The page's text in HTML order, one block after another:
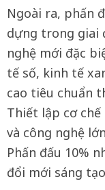
Ngoài ra, phấn
dựng trong giai
nghệ mới đặc
tế số, kinh tế
cao tiêu chuẩn
Thiết lập cơ chế
và công nghệ
Phấn đấu 10%
đổi mới sáng